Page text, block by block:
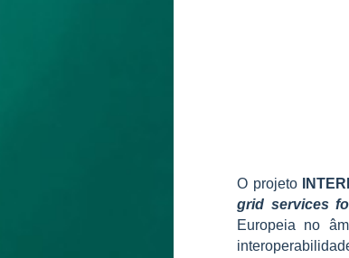
O projeto
grid services
Europeia no